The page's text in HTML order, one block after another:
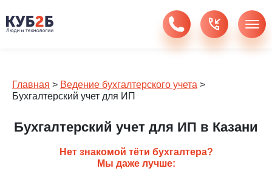
Главная > Ведение бухгалтерского учета >
Бухгалтерский учет для ИП
Бухгалтерский учет для ИП в Казани
Нет знакомой тёти бухгалтера?
Мы даже лучше: